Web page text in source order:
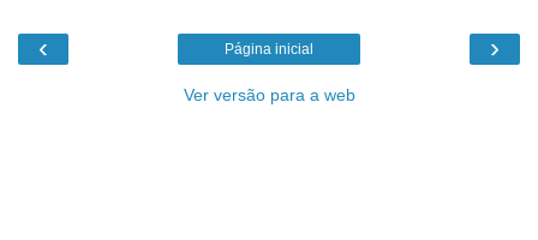
‹ ›
Página inicial
Ver versão para a web